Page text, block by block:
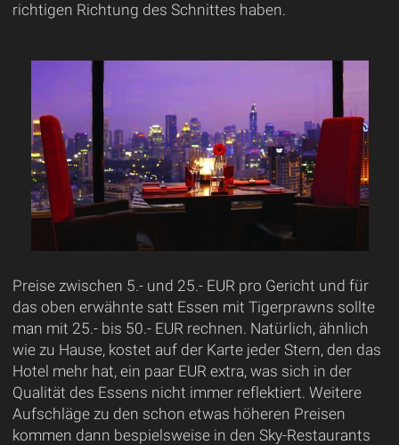
richtigen Richtung des Schnittes haben.
Preise zwischen 5.- und 25.- EUR pro Gericht und für
das oben erwähnte satt Essen mit Tigerprawns sollte
man mit 25.- bis 50.- EUR rechnen. Natürlich, ähnlich
wie zu Hause, kostet auf der Karte jeder Stern, den das
Hotel mehr hat, ein paar EUR extra, was sich in der
Qualität des Essens nicht immer reflektiert. Weitere
Aufschläge zu den schon etwas höheren Preisen
kommen dann bespielsweise in den Sky-Restaurants